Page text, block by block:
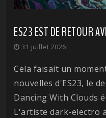
ES23 EST DE RETOUR
31 juillet 2026
Cela faisait un
nouvelles d'ES23, le
Dancing With Clouds
L'artiste dark-electro